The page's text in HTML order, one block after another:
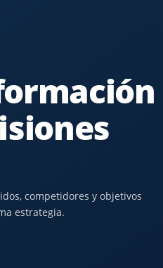
competidores y objetivos
estrategia.